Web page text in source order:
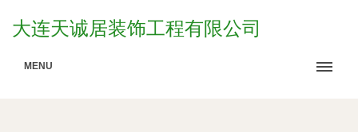
大连天诚居装饰工程有限公司
MENU